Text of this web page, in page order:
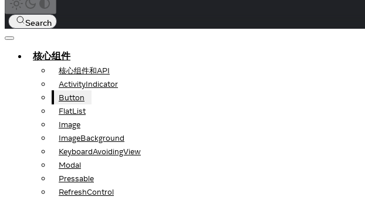
Search
核心组件
核心组件和API
ActivityIndicator
Button
FlatList
Image
ImageBackground
KeyboardAvoidingView
Modal
Pressable
RefreshControl